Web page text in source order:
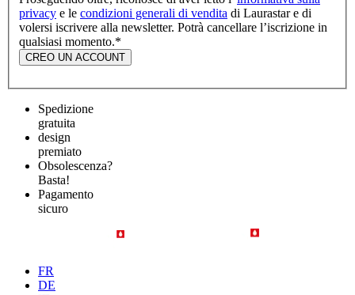
privacy e le condizioni generali di vendita di Laurastar e di
volersi iscrivere alla newsletter. Potrà cancellare l’iscrizione in
qualsiasi momento.*
CREO UN ACCOUNT
Spedizione
gratuita
design
premiato
Obsolescenza?
Basta!
Pagamento
sicuro
FR
DE